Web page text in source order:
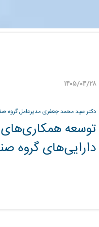
۱۴۰۵/۰۴/۲۸
دکتر سید محمد جعفری مدیرعامل گروه
توسعه
دارایی‌های گروه